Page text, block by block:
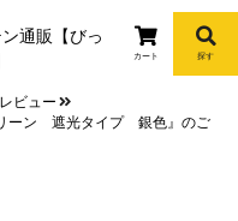
カート 探す
ビュー
ーン 遮光タイプ 銀色』のご